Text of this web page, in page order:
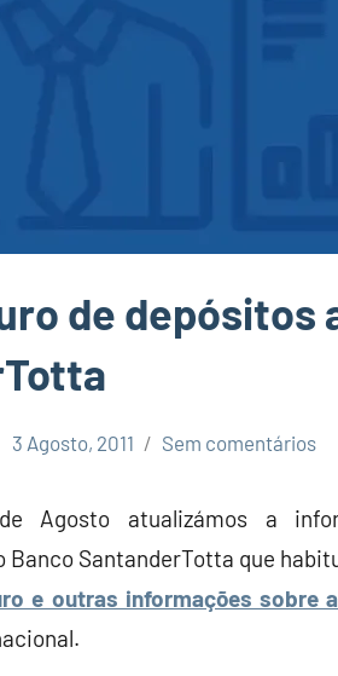
de depósitos
3 Agosto, 2011 Sem comentários
Agosto atualizámos a
Banco SantanderTotta que
e outras informações sobre